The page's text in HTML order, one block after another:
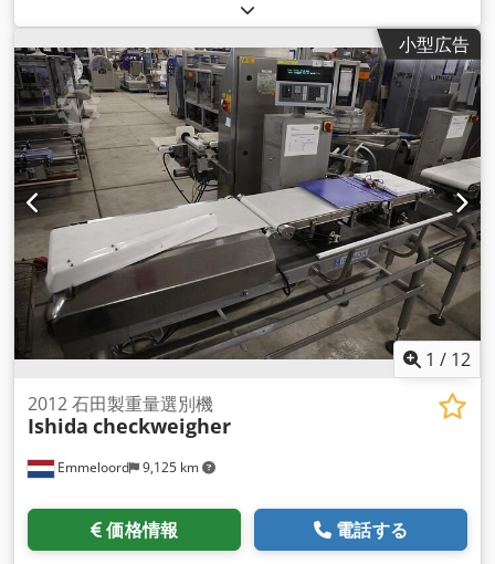
小型広告
1 / 12
Emmeloord 9,125 km
2012 石田製重量選別機
Ishida checkweigher
価格情報 電話する